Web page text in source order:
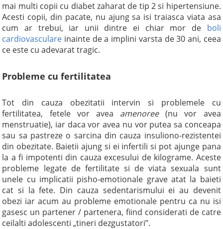
mai multi copii cu diabet zaharat de tip 2 si hipertensiune.
Acesti copii, din pacate, nu ajung sa isi traiasca viata asa
cum ar trebui, iar unii dintre ei chiar mor de boli
cardiovasculare inainte de a implini varsta de 30 ani, ceea
ce este cu adevarat tragic.
Probleme cu fertilitatea
Tot din cauza obezitatii intervin si problemele cu
fertilitatea, fetele vor avea amenoree(nu vor avea
menstruatie), iar daca vor avea nu vor putea sa conceapa
sau sa pastreze o sarcina din cauza insuliono-rezistentei
din obezitate. Baietii ajung si ei infertili si pot ajunge pana
la a fi impotenti din cauza excesului de kilograme. Aceste
probleme legate de fertilitate si de viata sexuala sunt
unele cu implicatii pisho-emotionale grave atat la baieti
cat si la fete. Din cauza sedentarismului ei au devenit
obezi iar acum au probleme emotionale pentru ca nu isi
gasesc un partener / partenera, fiind considerati de catre
ceilalti adolescenti „tineri dezgustatori”.